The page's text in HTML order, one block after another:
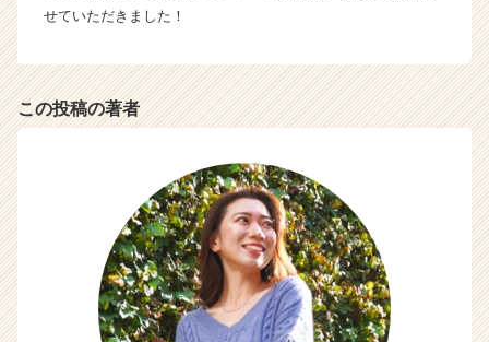
r
e
e
r）
せていただきました！
この投稿の著者